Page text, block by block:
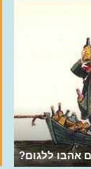
אהבו ללגום?